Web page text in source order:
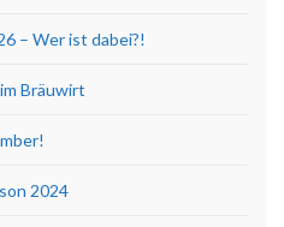
– Wer ist dabei?!
Bräuwirt
2024